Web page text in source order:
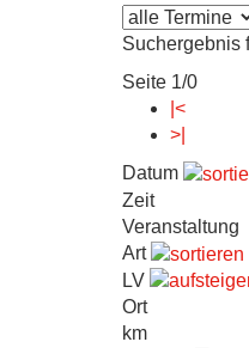
Suchergebnis
Seite 1/0
|<
>|
Datum
Zeit
Veranstaltung
Art
LV
Ort
km